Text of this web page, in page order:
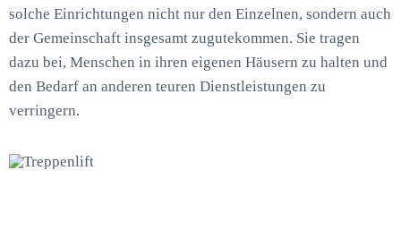
solche Einrichtungen nicht nur den Einzelnen, sondern auch
der Gemeinschaft insgesamt zugutekommen. Sie tragen
dazu bei, Menschen in ihren eigenen Häusern zu halten und
den Bedarf an anderen teuren Dienstleistungen zu
verringern.